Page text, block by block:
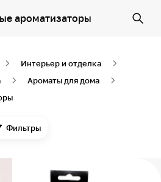
ароматизаторы
Интерьер и отделка
Ароматы для дома
Фильтры